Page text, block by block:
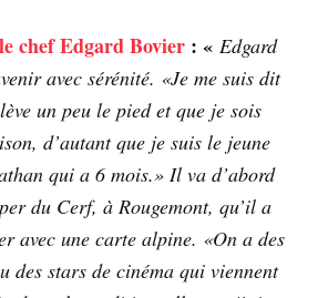
chef Edgard Bovier : « Edgard
avec sérénité. «Je me suis dit
un peu le pied et que je sois
d’autant que je suis le jeune
qui a 6 mois.» Il va d’abord
du Cerf, à Rougemont, qu’il a
avec une carte alpine. «On a des
des stars de cinéma qui viennent